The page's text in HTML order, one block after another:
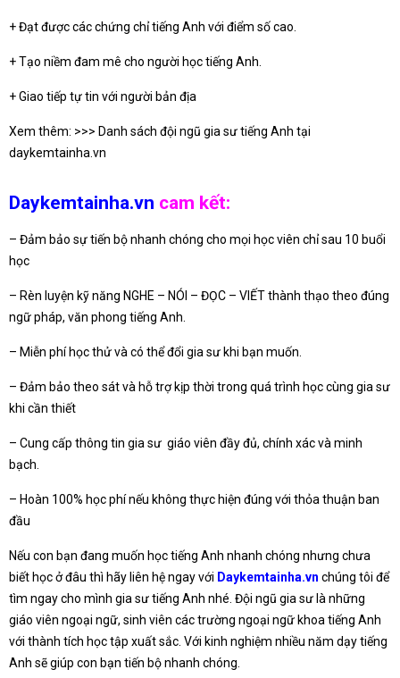
+ Đạt được các chứng chỉ tiếng Anh với điểm số cao.
+ Tạo niềm đam mê cho người học tiếng Anh.
+ Giao tiếp tự tin với người bản địa
Xem thêm: >>> Danh sách đội ngũ gia sư tiếng Anh tại
daykemtainha.vn
Daykemtainha.vn cam kết:
– Đảm bảo sự tiến bộ nhanh chóng cho mọi học viên chỉ sau 10 buổi
học
– Rèn luyện kỹ năng NGHE – NÓI – ĐỌC – VIẾT thành thạo theo đúng
ngữ pháp, văn phong tiếng Anh.
– Miễn phí học thử và có thể đổi gia sư khi bạn muốn.
– Đảm bảo theo sát và hỗ trợ kịp thời trong quá trình học cùng gia sư
khi cần thiết
– Cung cấp thông tin gia sư giáo viên đầy đủ, chính xác và minh
bạch.
– Hoàn 100% học phí nếu không thực hiện đúng với thỏa thuận ban
đầu
Nếu con bạn đang muốn học tiếng Anh nhanh chóng nhưng chưa
biết học ở đâu thì hãy liên hệ ngay với Daykemtainha.vn chúng tôi để
tìm ngay cho mình gia sư tiếng Anh nhé. Đội ngũ gia sư là những
giáo viên ngoại ngữ, sinh viên các trường ngoại ngữ khoa tiếng Anh
với thành tích học tập xuất sắc. Với kinh nghiệm nhiều năm dạy tiếng
Anh sẽ giúp con bạn tiến bộ nhanh chóng.